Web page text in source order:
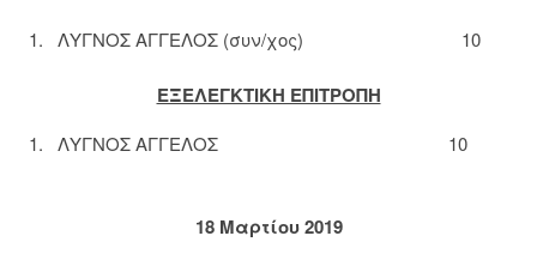
1. ΛΥΓΝΟΣ ΑΓΓΕΛΟΣ (συν/χος) 10
ΕΞΕΛΕΓΚΤΙΚΗ ΕΠΙΤΡΟΠΗ
1. ΛΥΓΝΟΣ ΑΓΓΕΛΟΣ 10
18 Mαρτίου 2019